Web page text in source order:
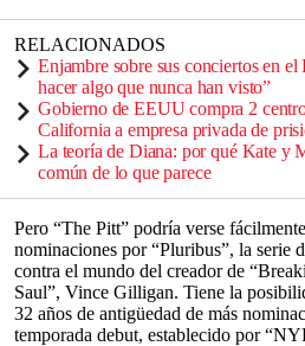
RELACIONADOS
Enjambre sobre sus conciertos en
hacer algo que nunca han visto”
Gobierno de EEUU compra 2
California a empresa privada de
La teoría de Diana: por qué Kate y
común de lo que parece
Pero “The Pitt” podría verse
nominaciones por “Pluribus”, la serie
contra el mundo del creador de
Saul”, Vince Gilligan. Tiene la
32 años de antigüedad de más
temporada debut, establecido por